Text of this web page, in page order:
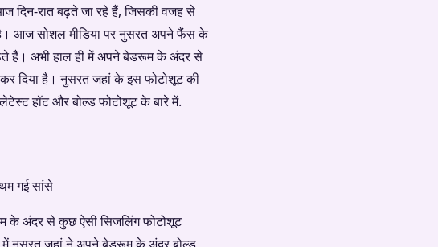
दिन-रात बढ़ते जा रहे हैं, जिसकी वजह से
है। आज सोशल मीडिया पर नुसरत अपने फैंस के
हैं। अभी हाल ही में अपने बेडरूम के अंदर से
दिया है। नुसरत जहां के इस फोटोशूट की
हॉट और बोल्ड फोटोशूट के बारे में.
के अंदर से कुछ ऐसी सिजलिंग फोटोशूट